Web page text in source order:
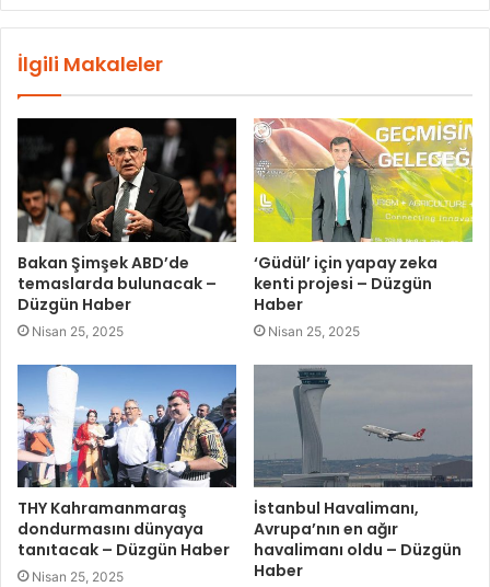
İlgili Makaleler
Bakan Şimşek ABD’de
temaslarda bulunacak –
Düzgün Haber
Nisan 25, 2025
‘Güdül’ için yapay zeka
kenti projesi – Düzgün
Haber
Nisan 25, 2025
THY Kahramanmaraş
dondurmasını dünyaya
tanıtacak – Düzgün Haber
Nisan 25, 2025
İstanbul Havalimanı,
Avrupa’nın en ağır
havalimanı oldu – Düzgün
Haber